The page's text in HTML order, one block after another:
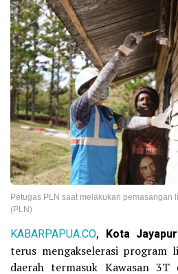
Petugas PLN saat melakukan pemasangan
(PLN)
KABARPAPUA.CO, Kota
terus mengakselerasi program
daerah termasuk Kawasan